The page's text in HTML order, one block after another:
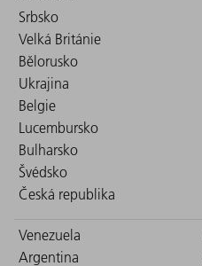
Srbsko
Velká Británie
Bělorusko
Ukrajina
Belgie
Lucembursko
Bulharsko
Švédsko
Česká republika
Venezuela
Argentina